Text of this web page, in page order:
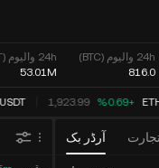
24h والیوم (BTC)
816.0
24h والیوم (USDT)
53.01M
‮+‭0.69‬%‬
1,923.99
USDT
آرڈر بک